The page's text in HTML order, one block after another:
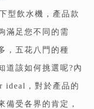
型飲水機，產品款
滿足您不同的需
，五花八門的種
道該如何挑選呢?內
ideal，對於產品的
備受各界的肯定，